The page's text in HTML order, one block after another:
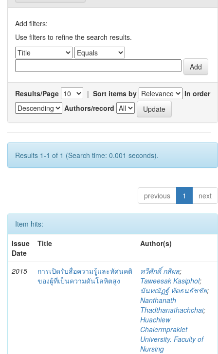
Add filters:
Use filters to refine the search results.
Results/Page | Sort items by
In order
Authors/record
Results 1-1 of 1 (Search time: 0.001 seconds).
previous 1 next
Item hits:
Issue
Date
Title Author(s)
2015
การเปิดรับสื่อความรู้และทัศนคติ
ของผู้ที่เป็นความดันโลหิตสูง
ทวีศักดิ์ กสิผล;
Taweesak Kasiphol;
นันทณัฏฐ์ ทัตธนธัชชัย;
Nanthanath
Thadthanathachchai;
Huachiew
Chalermprakiet
University. Faculty of
Nursing